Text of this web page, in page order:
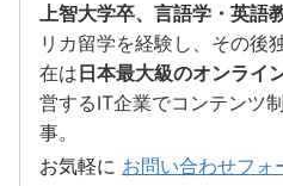
上智大学卒、言語学・英語
リカ留学を経験し、その後
在は 日本最大級のオンライ
営するIT企業でコンテンツ
事。
お気軽に お問い合わせフォ